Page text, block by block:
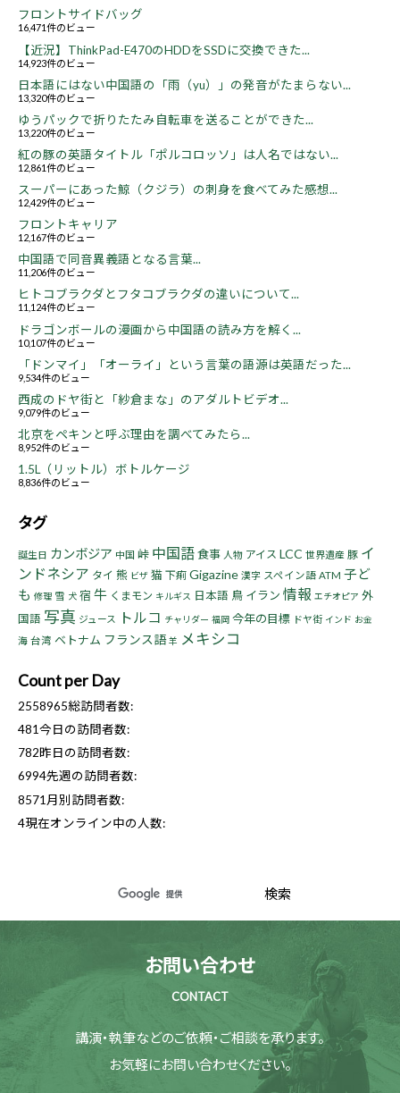
フロントサイドバッグ
16,471件のビュー
【近況】ThinkPad-E470のHDDをSSDに交換できた...
14,923件のビュー
日本語にはない中国語の「雨（yu）」の発音がたまらない...
13,320件のビュー
ゆうパックで折りたたみ自転車を送ることができた...
13,220件のビュー
紅の豚の英語タイトル「ポルコロッソ」は人名ではない...
12,861件のビュー
スーパーにあった鯨（クジラ）の刺身を食べてみた感想...
12,429件のビュー
フロントキャリア
12,167件のビュー
中国語で同音異義語となる言葉...
11,206件のビュー
ヒトコブラクダとフタコブラクダの違いについて...
11,124件のビュー
ドラゴンボールの漫画から中国語の読み方を解く...
10,107件のビュー
「ドンマイ」「オーライ」という言葉の語源は英語だった...
9,534件のビュー
西成のドヤ街と「紗倉まな」のアダルトビデオ...
9,079件のビュー
北京をペキンと呼ぶ理由を調べてみたら...
8,952件のビュー
1.5L（リットル）ボトルケージ
8,836件のビュー
タグ
誕生日 カンボジア 中国 峠 中国語食事 人物 アイス LCC 世界遺産 豚 イ
ンドネシア タイ 熊 ビザ 猫 下痢 Gigazine 漢字 スペイン語 ATM 子ど
も 修理 雪 犬 宿 牛 くまモン キルギス 日本語 鳥 イラン 情報 エチオピア 外
国語 写真 ジュース トルコ チャリダー 福岡 今年の目標 ドヤ街 インド お金
海 台湾 ベトナム フランス語 羊 メキシコ
Count per Day
2558965総訪問者数:
481今日の訪問者数:
782昨日の訪問者数:
6994先週の訪問者数:
8571 月別訪問者数:
4現在オンライン中の人数:
お問い合わせ
CONTACT
講演・執筆などのご依頼・ご相談を承ります。
お気軽にお問い合わせください。